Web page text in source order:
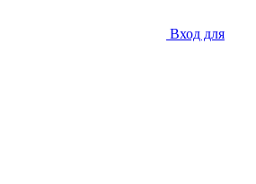
Вход для